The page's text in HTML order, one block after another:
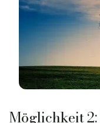
Möglichkeit